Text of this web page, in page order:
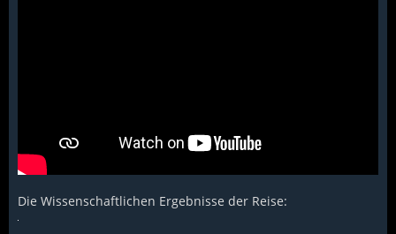
Die Wissenschaftlichen Ergebnisse der Reise: